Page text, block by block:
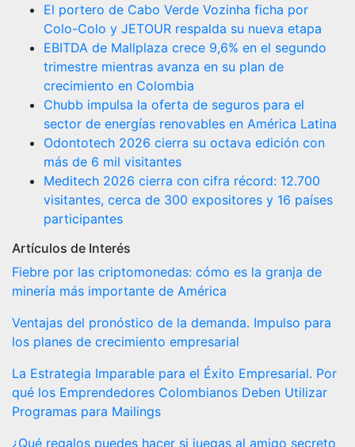
El portero de Cabo Verde Vozinha ficha por
Colo-Colo y JETOUR respalda su nueva etapa
EBITDA de Mallplaza crece 9,6% en el segundo
trimestre mientras avanza en su plan de
crecimiento en Colombia
Chubb impulsa la oferta de seguros para el
sector de energías renovables en América Latina
Odontotech 2026 cierra su octava edición con
más de 6 mil visitantes
Meditech 2026 cierra con cifra récord: 12.700
visitantes, cerca de 300 expositores y 16 países
participantes
Artículos de Interés
Fiebre por las criptomonedas: cómo es la granja de
minería más importante de América
Ventajas del pronóstico de la demanda. Impulso para
los planes de crecimiento empresarial
La Estrategia Imparable para el Éxito Empresarial. Por
qué los Emprendedores Colombianos Deben Utilizar
Programas para Mailings
¿Qué regalos puedes hacer si juegas al amigo secreto